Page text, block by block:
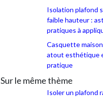
Isolation plafond
faible hauteur :
pratiques à
Casquette
atout esthétique
pratique
Sur le même thème
Isoler un plafond